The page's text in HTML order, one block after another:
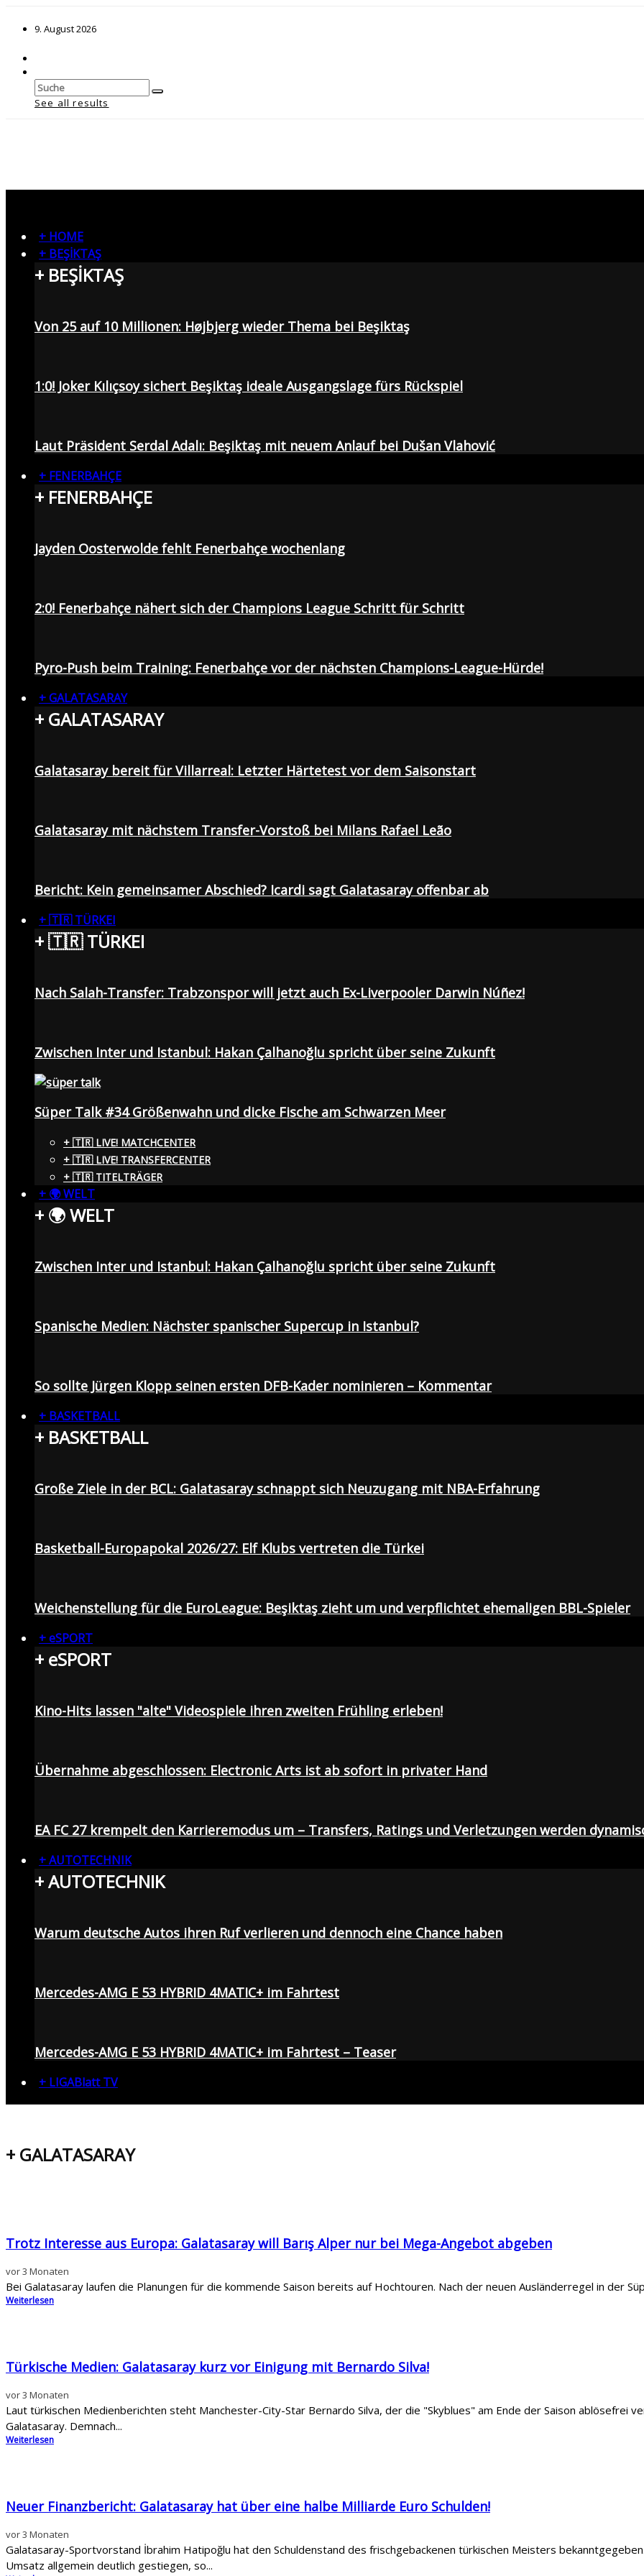
9. August 2026
See all results
+ HOME
+ BEŞİKTAŞ
+ BEŞİKTAŞ
Von 25 auf 10 Millionen: Højbjerg wieder Thema bei Beşiktaş
1:0! Joker Kılıçsoy sichert Beşiktaş ideale Ausgangslage fürs Rückspiel
Laut Präsident Serdal Adalı: Beşiktaş mit neuem Anlauf bei Dušan Vlahović
+ FENERBAHÇE
+ FENERBAHÇE
Jayden Oosterwolde fehlt Fenerbahçe wochenlang
2:0! Fenerbahçe nähert sich der Champions League Schritt für Schritt
Pyro-Push beim Training: Fenerbahçe vor der nächsten Champions-League-Hürde!
+ GALATASARAY
+ GALATASARAY
Galatasaray bereit für Villarreal: Letzter Härtetest vor dem Saisonstart
Galatasaray mit nächstem Transfer-Vorstoß bei Milans Rafael Leão
Bericht: Kein gemeinsamer Abschied? Icardi sagt Galatasaray offenbar ab
+ 🇹🇷 TÜRKEI
+ 🇹🇷 TÜRKEI
Nach Salah-Transfer: Trabzonspor will jetzt auch Ex-Liverpooler Darwin Núñez!
Zwischen Inter und Istanbul: Hakan Çalhanoğlu spricht über seine Zukunft
Süper Talk #34 Größenwahn und dicke Fische am Schwarzen Meer
+ 🇹🇷 LIVE! MATCHCENTER
+ 🇹🇷 LIVE! TRANSFERCENTER
+ 🇹🇷 TITELTRÄGER
+ 🌍 WELT
+ 🌍 WELT
Zwischen Inter und Istanbul: Hakan Çalhanoğlu spricht über seine Zukunft
Spanische Medien: Nächster spanischer Supercup in Istanbul?
So sollte Jürgen Klopp seinen ersten DFB-Kader nominieren – Kommentar
+ BASKETBALL
+ BASKETBALL
Große Ziele in der BCL: Galatasaray schnappt sich Neuzugang mit NBA-Erfahrung
Basketball-Europapokal 2026/27: Elf Klubs vertreten die Türkei
Weichenstellung für die EuroLeague: Beşiktaş zieht um und verpflichtet ehemaligen BBL-Spieler
+ eSPORT
+ eSPORT
Kino-Hits lassen "alte" Videospiele ihren zweiten Frühling erleben!
Übernahme abgeschlossen: Electronic Arts ist ab sofort in privater Hand
EA FC 27 krempelt den Karrieremodus um – Transfers, Ratings und Verletzungen werden
+ AUTOTECHNIK
+ AUTOTECHNIK
Warum deutsche Autos ihren Ruf verlieren und dennoch eine Chance haben
Mercedes-AMG E 53 HYBRID 4MATIC+ im Fahrtest
Mercedes-AMG E 53 HYBRID 4MATIC+ im Fahrtest – Teaser
+ LIGABlatt TV
+ GALATASARAY
Trotz Interesse aus Europa: Galatasaray will Barış Alper nur bei Mega-Angebot abgeben
vor 3 Monaten
Bei Galatasaray laufen die Planungen für die kommende Saison bereits auf Hochtouren. Nach der neuen Ausländerregel in der
Weiterlesen
Türkische Medien: Galatasaray kurz vor Einigung mit Bernardo Silva!
vor 3 Monaten
Laut türkischen Medienberichten steht Manchester-City-Star Bernardo Silva, der die "Skyblues" am Ende der Saison ablösefrei
Galatasaray. Demnach...
Weiterlesen
Neuer Finanzbericht: Galatasaray hat über eine halbe Milliarde Euro Schulden!
vor 3 Monaten
Galatasaray-Sportvorstand İbrahim Hatipoğlu hat den Schuldenstand des frischgebackenen türkischen Meisters
Umsatz allgemein deutlich gestiegen, so...